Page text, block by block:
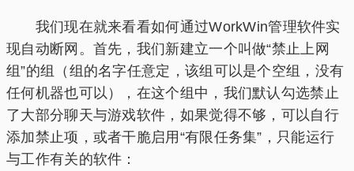
我们现在就来看看如何通过WorkWin管理软件实
现自动断网。首先，我们新建立一个叫做“禁止上网
组”的组（组的名字任意定，该组可以是个空组，没有
任何机器也可以），在这个组中，我们默认勾选禁止
了大部分聊天与游戏软件，如果觉得不够，可以自行
添加禁止项，或者干脆启用“有限任务集”，只能运行
与工作有关的软件：